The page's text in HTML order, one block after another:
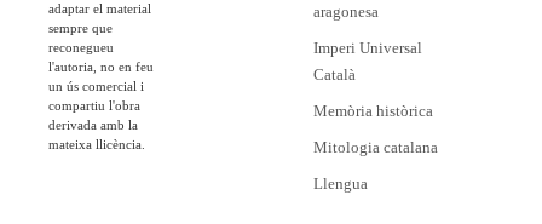
adaptar el material
sempre que
reconegueu
l'autoria, no en feu
un ús comercial i
compartiu l'obra
derivada amb la
mateixa llicència.
aragonesa
Imperi Universal
Català
Memòria històrica
Mitologia catalana
Llengua